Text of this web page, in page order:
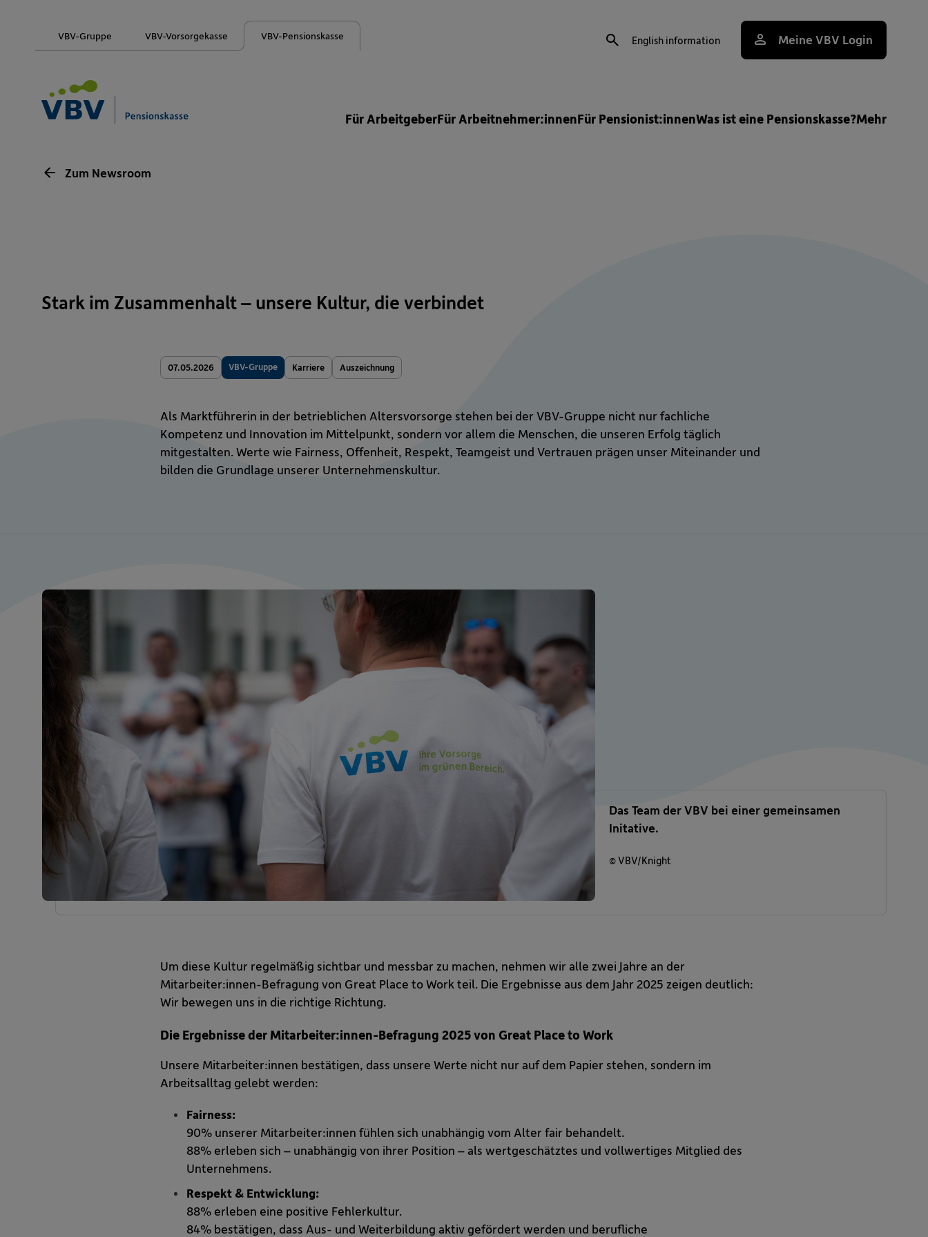
VBV-Gruppe VBV-Vorsorgekasse VBV-Pensionskasse
SucheEnglish information Meine VBV Login
Für ArbeitgeberFür Arbeitnehmer:innenFür Pensionist:innenWas ist eine Pensionskasse?Mehr
Zum Newsroom
Stark im Zusammenhalt – unsere Kultur, die verbindet
07.05.2026 VBV-Gruppe Karriere Auszeichnung
Als Marktführerin in der betrieblichen Altersvorsorge stehen bei der VBV-Gruppe nicht nur fachliche
Kompetenz und Innovation im Mittelpunkt, sondern vor allem die Menschen, die unseren Erfolg täglich
mitgestalten. Werte wie Fairness, Offenheit, Respekt, Teamgeist und Vertrauen prägen unser Miteinander und
bilden die Grundlage unserer Unternehmenskultur.
Das Team der VBV bei einer gemeinsamen
Initative.
© VBV/Knight
Um diese Kultur regelmäßig sichtbar und messbar zu machen, nehmen wir alle zwei Jahre an der
Mitarbeiter:innen-Befragung von Great Place to Work teil. Die Ergebnisse aus dem Jahr 2025 zeigen deutlich:
Wir bewegen uns in die richtige Richtung.
Die Ergebnisse der Mitarbeiter:innen-Befragung 2025 von Great Place to Work
Unsere Mitarbeiter:innen bestätigen, dass unsere Werte nicht nur auf dem Papier stehen, sondern im
Arbeitsalltag gelebt werden:
Fairness:
90% unserer Mitarbeiter:innen fühlen sich unabhängig vom Alter fair behandelt.
88% erleben sich – unabhängig von ihrer Position – als wertgeschätztes und vollwertiges Mitglied des
Unternehmens.
Respekt & Entwicklung:
88% erleben eine positive Fehlerkultur.
84% bestätigen, dass Aus- und Weiterbildung aktiv gefördert werden und berufliche